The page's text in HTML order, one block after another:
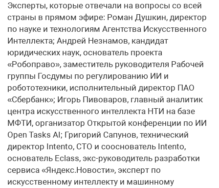
Эксперты, которые отвечали на вопросы со всей
страны в прямом эфире: Роман Душкин, директор
по науке и технологиям Агентства Искусственного
Интеллекта; Андрей Незнамов, кандидат
юридических наук, основатель проекта
«Робоправо», заместитель руководителя Рабочей
группы Госдумы по регулированию ИИ и
робототехники, исполнительный директор ПАО
«Сбербанк»; Игорь Пивоваров, главный аналитик
центра искусственного интеллекта НТИ на базе
МФТИ, организатор Открытой конференции по ИИ
Open Tasks AI; Григорий Сапунов, технический
директор Intento, CTO и сооснователь Intento,
основатель Eclass, экс-руководитель разработки
сервиса «Яндекс.Новости», эксперт по
искусственному интеллекту и машинному